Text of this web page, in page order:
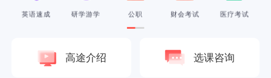
英语速成 研学游学 公职 财会考试 医疗考试
高途介绍 选课咨询